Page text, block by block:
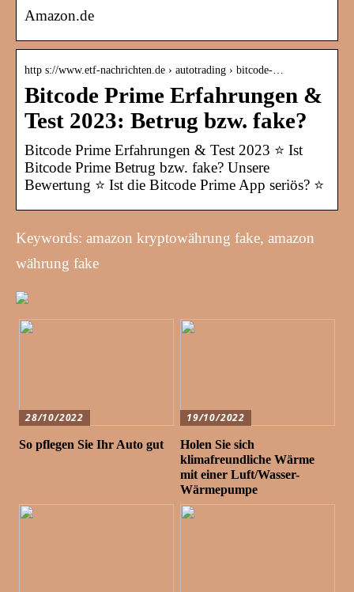
Amazon.de
http s://www.etf-nachrichten.de › autotrading › bitcode-…
Bitcode Prime Erfahrungen &
Test 2023: Betrug bzw. fake?
Bitcode Prime Erfahrungen & Test 2023 ⭐ Ist
Bitcode Prime Betrug bzw. fake? Unsere
Bewertung ⭐ Ist die Bitcode Prime App seriös? ⭐
Keywords: amazon kryptowährung fake, amazon
währung fake
28/10/2022
So pflegen Sie Ihr Auto gut
19/10/2022
Holen Sie sich
klimafreundliche Wärme
mit einer Luft/Wasser-
Wärmepumpe